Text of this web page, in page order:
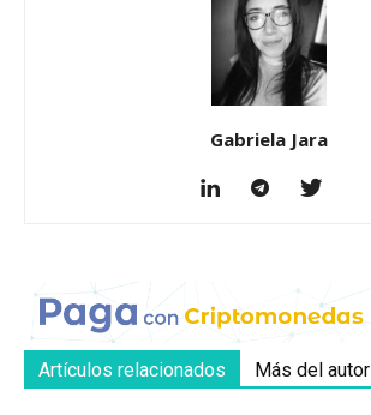
Gabriela Jara
Artículos relacionados Más del autor